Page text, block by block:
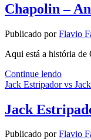
Chapolin –
Publicado porFlavio
Aqui está a história
Continue lendoChapolin
–
UM
Jack Estripador vs
Jack
Publicado porFlavio